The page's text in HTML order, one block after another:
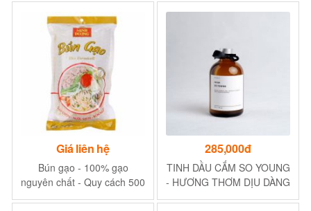
Jianxia
Giá liên hệ
Bún gạo - 100% gạo
nguyên chất - Quy cách 500
gram
285,000đ
TINH DẦU CẮM SO YOUNG
- HƯƠNG THƠM DỊU DÀNG
NỮ TÍNH PHA LẪN NGỌT